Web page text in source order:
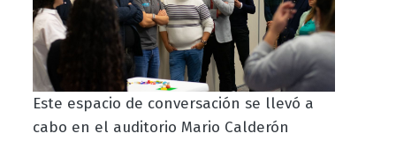
Este espacio de conversación se llevó a
cabo en el auditorio Mario Calderón